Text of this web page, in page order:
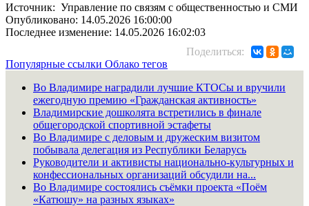
Источник: Управление по связям с общественностью и СМИ
Опубликовано: 14.05.2026 16:00:00
Последнее изменение: 14.05.2026 16:02:03
Поделиться:
Популярные ссылки Облако тегов
Во Владимире наградили лучшие КТОСы и вручили
ежегодную премию «Гражданская активность»
Владимирские дошколята встретились в финале
общегородской спортивной эстафеты
Во Владимире с деловым и дружеским визитом
побывала делегация из Республики Беларусь
Руководители и активисты национально-культурных и
конфессиональных организаций обсудили на...
Во Владимире состоялись съёмки проекта «Поём
«Катюшу» на разных языках»